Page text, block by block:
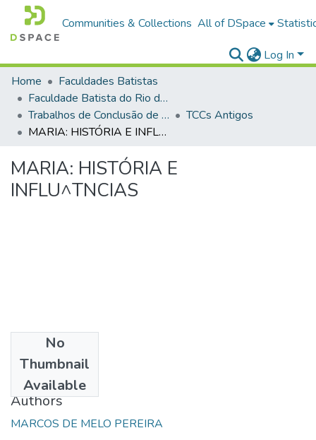
Communities & Collections All of DSpace
Log In
Home
Faculdades Batistas
Faculdade Batista do Rio de Janeiro (FABAT-RJ)
Trabalhos de Conclusão de Curso (TCC)
TCCs Antigos
MARIA: HISTÓRIA E INFLU^TNCIAS
MARIA: HISTÓRIA E
INFLU^TNCIAS
No
Thumbnail
Available
2002
Authors
MARCOS DE MELO PEREIRA